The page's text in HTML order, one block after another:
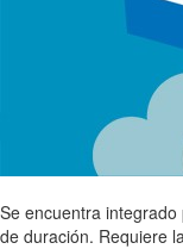
Se encuentra
de duración. Requiere